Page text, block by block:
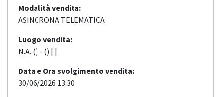
Modalità vendita:
ASINCRONA TELEMATICA
Luogo vendita:
N.A. () - () | |
Data e Ora svolgimento vendita:
30/06/2026 13:30